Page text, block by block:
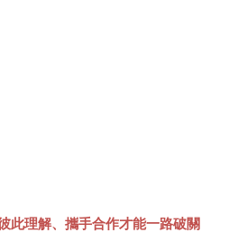
此理解、攜手合作才能一路破關